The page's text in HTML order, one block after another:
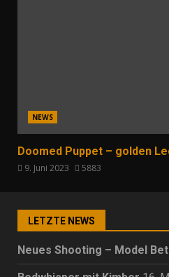
NEWS
Doomed Puppet – golden
9. Juni 2023 5883
LETZTE NEWS
Neues Shooting – Model